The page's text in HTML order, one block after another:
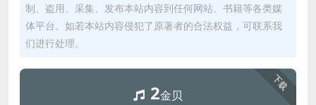
制、盗用、采集、发布本站内容到任何网站、书籍等各类媒
体平台。如若本站内容侵犯了原著者的合法权益，可联系我
们进行处理。
下载
2金贝